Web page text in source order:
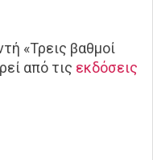
«Τρεις βαθμοί
από τις εκδόσεις